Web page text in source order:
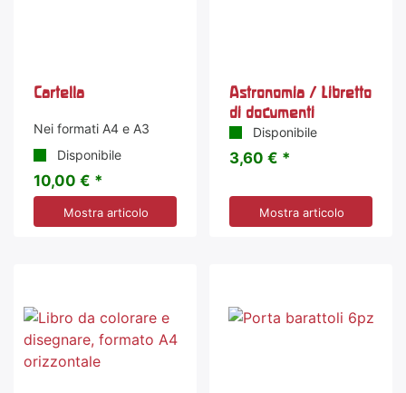
Cartella
Nei formati A4 e A3
Disponibile
10,00 € *
Mostra articolo
Astronomia / Libretto
di documenti
Disponibile
3,60 € *
Mostra articolo